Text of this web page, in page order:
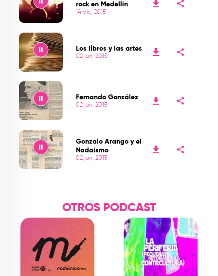
rock en Medellín
14 dic, 2015
Los libros y las artes
02 jun, 2015
Fernando González
02 jun, 2015
Gonzalo Arango y el
Nadaísmo
02 jun, 2015
OTROS PODCAST